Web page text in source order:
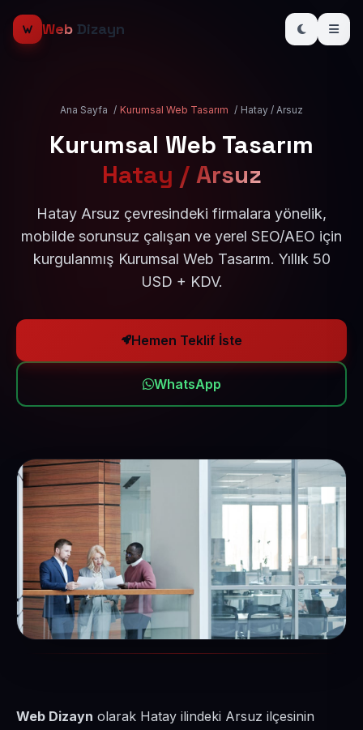
Web Dizayn
Ana Sayfa / Kurumsal Web Tasarım / Hatay / Arsuz
Kurumsal Web Tasarım
Hatay / Arsuz
Hatay Arsuz çevresindeki firmalara yönelik,
mobilde sorunsuz çalışan ve yerel SEO/AEO için
kurgulanmış Kurumsal Web Tasarım. Yıllık 50
USD + KDV.
Hemen Teklif İste
WhatsApp
Web Dizayn olarak Hatay ilindeki Arsuz ilçesinin